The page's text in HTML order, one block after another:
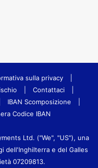
sulla privacy
Contattaci
IBAN Scomposizione
Codice IBAN
Ltd. ("We", "US"), una
dell'Inghilterra e del Galles
07209813.